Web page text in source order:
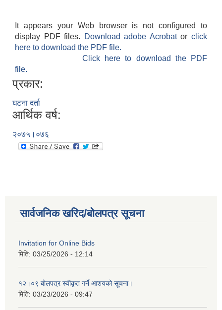
It appears your Web browser is not configured to
display PDF files.
Download adobe Acrobatorclick
here to download the PDF file.
Click here to download the PDF
file.
प्रकार:
घटना दर्ता
आर्थिक वर्ष:
२०७५।०७६
सार्वजनिक खरिद/बोलपत्र सूचना
Invitation for Online Bids
मिति: 03/25/2026 - 12:14
१२।०९ बोलपत्र स्वीकृत गर्ने आशयको सूचना।
मिति: 03/23/2026 - 09:47